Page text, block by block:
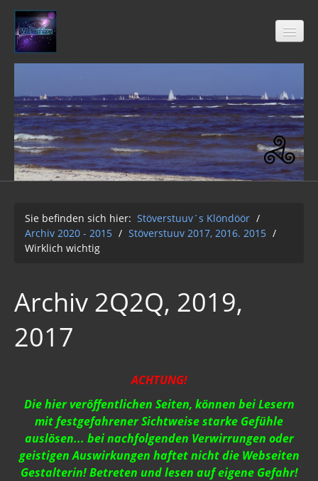
Stöverstuuv´s Klöndöör
Freimaurer
04-2021
01-12-2Q2Q
AUFKLÄRUNG 2Q2Q
Klimawandel der Kabale
Strahlung / 5 G
Religion
Vereinigte Staaten von Europa
USA 2019
Sie befinden sich hier: Stöverstuuv´s Klöndöör /
Archiv 2020 - 2015 / Stöverstuuv 2017, 2016. 2015 /
Wirklich wichtig
Archiv 2Q2Q, 2019,
2017
ACHTUNG!
Die hier veröffentlichen Seiten, können bei Lesern
mit festgefahrener Sichtweise starke Gefühle
auslösen... bei nachfolgenden Verwirrungen oder
geistigen Auswirkungen haftet nicht die Webseiten
Gestalterin! Betreten und lesen auf eigene Gefahr!